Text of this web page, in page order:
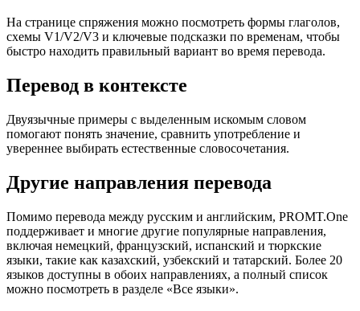
На странице спряжения можно посмотреть формы глаголов,
схемы V1/V2/V3 и ключевые подсказки по временам, чтобы
быстро находить правильный вариант во время перевода.
Перевод в контексте
Двуязычные примеры с выделенным искомым словом
помогают понять значение, сравнить употребление и
увереннее выбирать естественные словосочетания.
Другие направления перевода
Помимо перевода между русским и английским, PROMT.One
поддерживает и многие другие популярные направления,
включая немецкий, французский, испанский и тюркские
языки, такие как казахский, узбекский и татарский. Более 20
языков доступны в обоих направлениях, а полный список
можно посмотреть в разделе «Все языки».